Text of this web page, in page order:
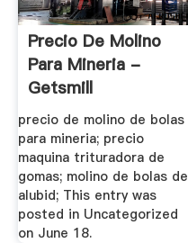
Precio De Molino
Para Mineria -
Getsmill
precio de molino de bolas
para mineria; precio
maquina trituradora de
gomas; molino de bolas de
alubid; This entry was
posted in Uncategorized
on June 18.